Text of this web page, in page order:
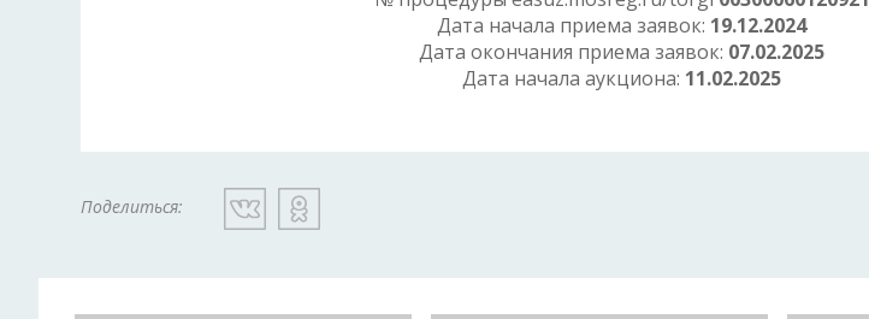
Дата начала приема заявок: 19.12.2024
Дата окончания приема заявок: 07.02.2025
Дата начала аукциона: 11.02.2025
Поделиться: